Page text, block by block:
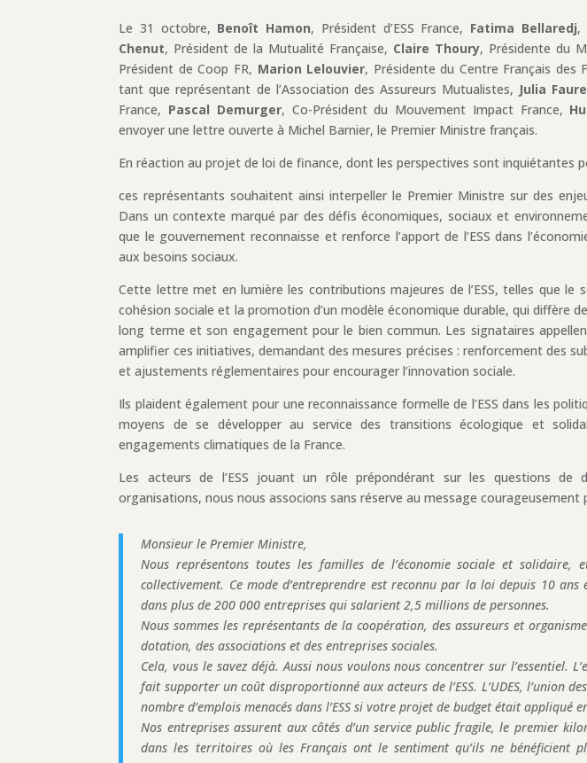
Le 31 octobre, Benoît Hamon, Président d’ESS France, Fatima Bellaredj,
Chenut, Président de la Mutualité Française, Claire Thoury, Présidente du
Président de Coop FR, Marion Lelouvier, Présidente du Centre Français des
tant que représentant de l’Association des Assureurs Mutualistes, Julia Faure
France, Pascal Demurger, Co-Président du Mouvement Impact France,
envoyer une lettre ouverte à Michel Barnier, le Premier Ministre français.
En réaction au projet de loi de finance, dont les perspectives sont inquiétantes
ces représentants souhaitent ainsi interpeller le Premier Ministre sur des
Dans un contexte marqué par des défis économiques, sociaux et
que le gouvernement reconnaisse et renforce l’apport de l’ESS dans
aux besoins sociaux.
Cette lettre met en lumière les contributions majeures de l’ESS, telles que le
cohésion sociale et la promotion d’un modèle économique durable, qui diffère
long terme et son engagement pour le bien commun. Les signataires
amplifier ces initiatives, demandant des mesures précises : renforcement des
et ajustements réglementaires pour encourager l’innovation sociale.
Ils plaident également pour une reconnaissance formelle de l’ESS dans les
moyens de se développer au service des transitions écologique et
engagements climatiques de la France.
Les acteurs de l’ESS jouant un rôle prépondérant sur les questions de
organisations, nous nous associons sans réserve au message courageusement
Monsieur le Premier Ministre,
Nous représentons toutes les familles de l’économie sociale et solidaire,
collectivement. Ce mode d’entreprendre est reconnu par la loi depuis 10
dans plus de 200 000 entreprises qui salarient 2,5 millions de personnes.
Nous sommes les représentants de la coopération, des assureurs et
dotation, des associations et des entreprises sociales.
Cela, vous le savez déjà. Aussi nous voulons nous concentrer sur l’essentiel.
fait supporter un coût disproportionné aux acteurs de l’ESS. L’UDES, l’union
nombre d’emplois menacés dans l’ESS si votre projet de budget était appliqué
Nos entreprises assurent aux côtés d’un service public fragile, le premier
dans les territoires où les Français ont le sentiment qu’ils ne bénéficient